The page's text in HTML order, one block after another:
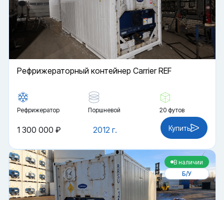
Рефрижераторный контейнер Carrier REF
Рефрижератор Поршневой 20 футов
2012 г.
1 300 000 ₽ Купить
В наличии
Б/У